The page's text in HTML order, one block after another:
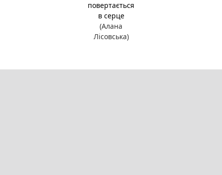
повертається
в серце
(Алана
Лісовська)